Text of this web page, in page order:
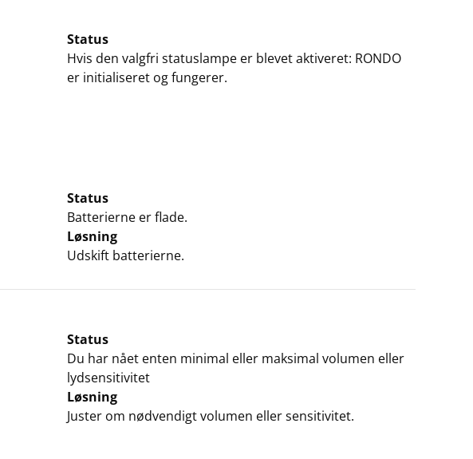
Status
Hvis den valgfri statuslampe er blevet aktiveret: RONDO
er initialiseret og fungerer.
Status
Batterierne er flade.
Løsning
Udskift batterierne.
Status
Du har nået enten minimal eller maksimal volumen eller
lydsensitivitet
Løsning
Juster om nødvendigt volumen eller sensitivitet.